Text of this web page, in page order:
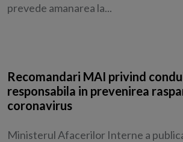
prevede amanarea la...
Recomandari MAI privind
responsabila in prevenirea
coronavirus
Ministerul Afacerilor Interne a